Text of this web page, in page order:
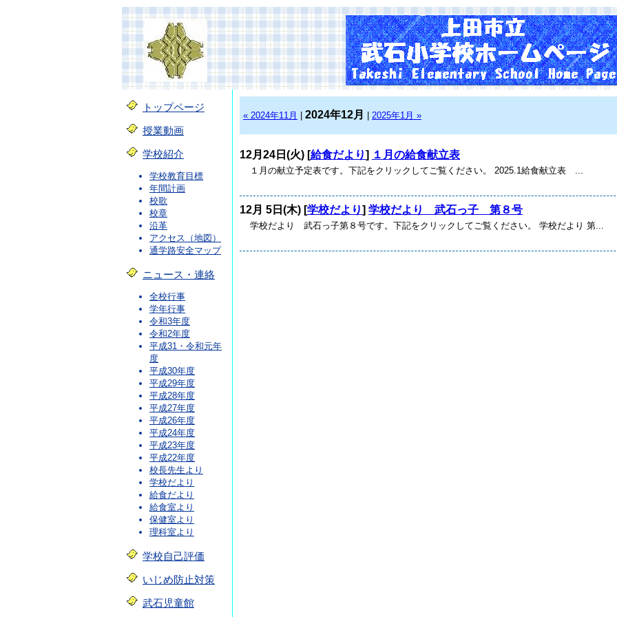
トップページ
授業動画
学校紹介
学校教育目標
年間計画
校歌
校章
沿革
アクセス（地図）
通学路安全マップ
ニュース・連絡
全校行事
学年行事
令和3年度
令和2年度
平成31・令和元年
度
平成30年度
平成29年度
平成28年度
平成27年度
平成26年度
平成24年度
平成23年度
平成22年度
校長先生より
学校だより
給食だより
給食室より
保健室より
理科室より
学校自己評価
いじめ防止対策
武石児童館
« 2024年11月 2024年12月 2025年1月 »
12月24日(火) [給食だより] １月の給食献立表
１月の献立予定表です。下記をクリックしてご覧ください。 2025.1給食献立表 ...
12月 5日(木) [学校だより] 学校だより 武石っ子 第８号
学校だより 武石っ子第８号です。下記をクリックしてご覧ください。 学校だより 第...